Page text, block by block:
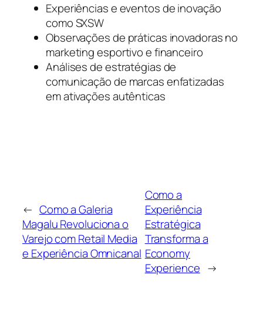
Experiências e eventos de inovação
como SXSW
Observações de práticas inovadoras no
marketing esportivo e financeiro
Análises de estratégias de
comunicação de marcas enfatizadas
em ativações autênticas
← Como a Galeria
Magalu Revoluciona o
Varejo com Retail Media
e Experiência Omnicanal
Como a
Experiência
Estratégica
Transforma a
Economy
Experience →